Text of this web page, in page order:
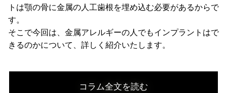
トは顎の骨に金属の人工歯根を埋め込む必要があるからで
す。
そこで今回は、金属アレルギーの人でもインプラントはで
きるのかについて、詳しく紹介いたします。
コラム全文を読む